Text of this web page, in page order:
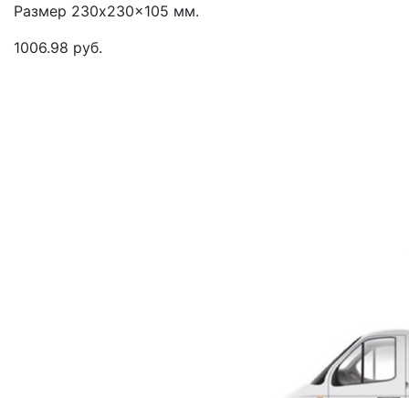
Размер 230x230x105 мм.
1006.98 руб.